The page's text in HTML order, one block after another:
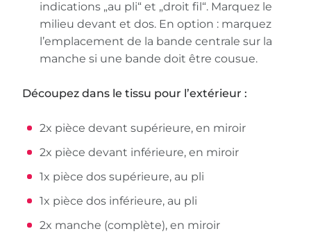
indications „au pli“ et „droit fil“. Marquez le
milieu devant et dos. En option : marquez
l’emplacement de la bande centrale sur la
manche si une bande doit être cousue.
Découpez dans le tissu pour l’extérieur :
2x pièce devant supérieure, en miroir
2x pièce devant inférieure, en miroir
1x pièce dos supérieure, au pli
1x pièce dos inférieure, au pli
2x manche (complète), en miroir